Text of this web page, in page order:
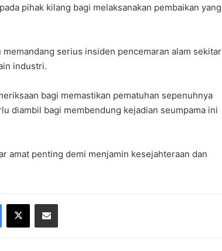
pihak kilang bagi melaksanakan pembaikan yang
serius insiden pencemaran alam sekitar
industri.
bagi memastikan pematuhan sepenuhnya
diambil bagi membendung kejadian seumpama ini
amat penting demi menjamin kesejahteraan dan